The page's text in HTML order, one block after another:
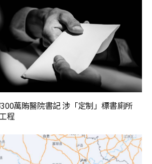
萬賄醫院書記 涉「定制」標書廁所
程